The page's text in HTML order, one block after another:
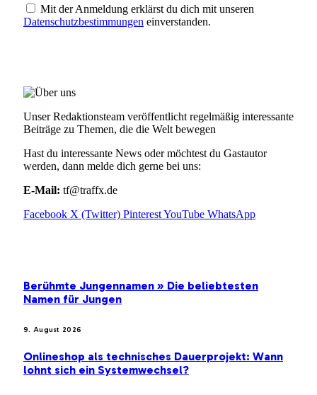
Mit der Anmeldung erklärst du dich mit unseren
Datenschutzbestimmungen einverstanden.
Unser Redaktionsteam veröffentlicht regelmäßig interessante
Beiträge zu Themen, die die Welt bewegen
Hast du interessante News oder möchtest du Gastautor
werden, dann melde dich gerne bei uns:
E-Mail: tf@traffx.de
Facebook X (Twitter) PinterestYouTube WhatsApp
Berühmte Jungennamen » Die beliebtesten
Namen für Jungen
9. August 2026
Onlineshop als technisches Dauerprojekt: Wann
lohnt sich ein Systemwechsel?